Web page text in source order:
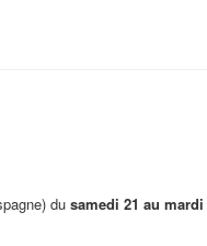
dusamedi 21 au mardi